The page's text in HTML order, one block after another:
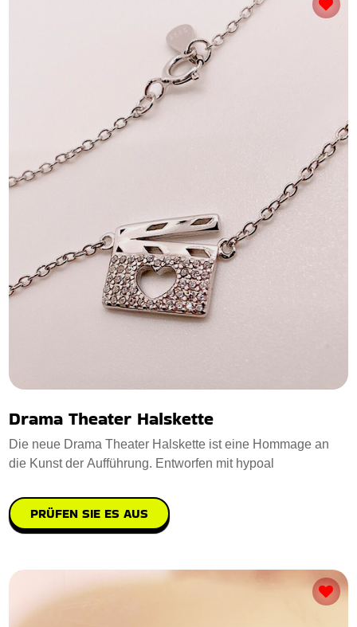
Drama Theater Halskette
Die neue Drama Theater Halskette ist eine Hommage an
die Kunst der Aufführung. Entworfen mit hypoal
PRÜFEN SIE ES AUS